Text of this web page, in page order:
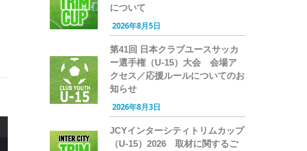
について
2026年8月5日
第41回 日本クラブユースサッカ
ー選手権（U-15）大会 会場ア
クセス／応援ルールについてのお
知らせ
2026年8月3日
JCYインターシティトリムカップ
（U-15）2026 取材に関するご